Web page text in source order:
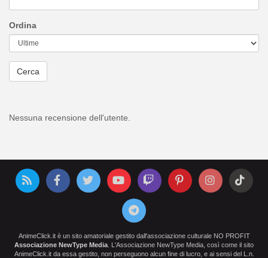
Ordina
Cerca
Nessuna recensione dell'utente.
AnimeClick.it è un sito amatoriale gestito dall'associazione culturale NO PROFIT
Associazione NewType Media . L'Associazione NewType Media, così come il sito
AnimeClick.it da essa gestito, non perseguono alcun fine di lucro, e ai sensi del L.n.